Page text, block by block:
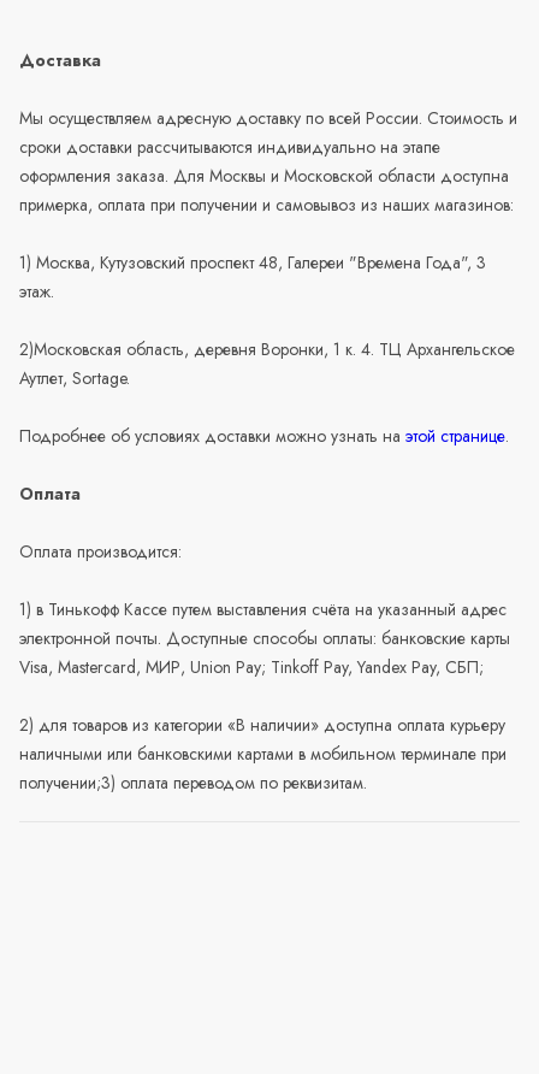
Доставка
Мы осуществляем адресную доставку по всей России. Стоимость и
сроки доставки рассчитываются индивидуально на этапе
оформления заказа. Для Москвы и Московской области доступна
примерка, оплата при получении и самовывоз из наших магазинов:
1) Москва, Кутузовский проспект 48, Галереи "Времена Года", 3
этаж.
2)Московская область, деревня Воронки, 1 к. 4. ТЦ Архангельское
Аутлет, Sortage.
Подробнее об условиях доставки можно узнать на этой странице.
Оплата
Оплата производится:
1) в Тинькофф Кассе путем выставления счёта на указанный адрес
электронной почты. Доступные способы оплаты: банковские карты
Visa, Mastercard, МИР, Union Pay; Tinkoff Pay, Yandex Pay, СБП;
2) для товаров из категории «В наличии» доступна оплата курьеру
наличными или банковскими картами в мобильном терминале при
получении;3) оплата переводом по реквизитам.